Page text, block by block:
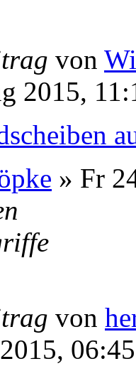
von
2015,
» Fr
von
06:45